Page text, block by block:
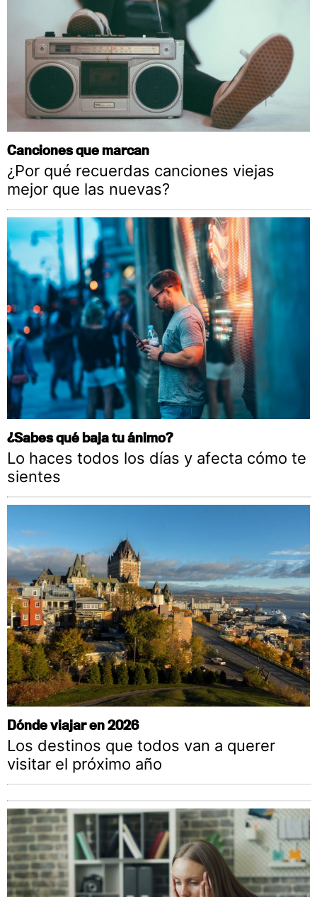
Canciones que marcan
¿Por qué recuerdas canciones viejas
mejor que las nuevas?
¿Sabes qué baja tu ánimo?
Lo haces todos los días y afecta cómo te
sientes
Dónde viajar en 2026
Los destinos que todos van a querer
visitar el próximo año